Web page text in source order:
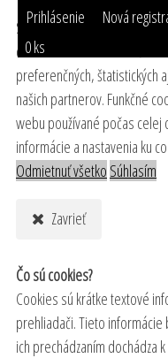
S cieľom uľahčiť
cookies. Kliknutím na
preferenčných, štatistických
našich partnerov. Funkčné
webu používané počas
informácie a nastavenia ku
Odmietnuť všetko Súhlasím
Zavrieť
Čo sú cookies?
Cookies sú krátke textové
prehliadači. Tieto informácie
ich prechádzaním dochádza
Prihlásenie
Nová
0 ks